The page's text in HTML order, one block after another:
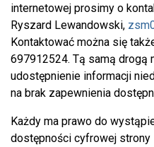
internetowej prosimy o
Ryszard Lewandowski,
Kontaktować można się
697912524. Tą samą drogą
udostępnienie informacji
na brak zapewnienia
Każdy ma prawo do
dostępności cyfrowej strony